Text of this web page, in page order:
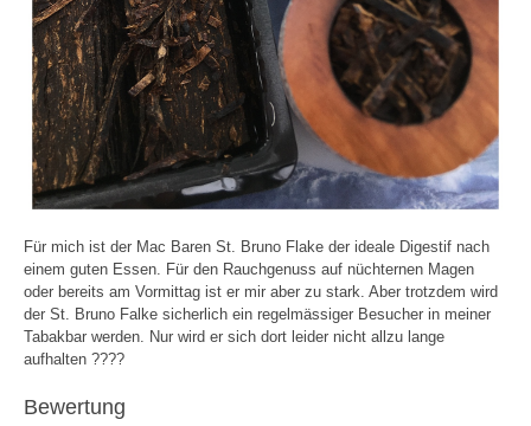
Für mich ist der Mac Baren St. Bruno Flake der ideale Digestif nach
einem guten Essen. Für den Rauchgenuss auf nüchternen Magen
oder bereits am Vormittag ist er mir aber zu stark. Aber trotzdem wird
der St. Bruno Falke sicherlich ein regelmässiger Besucher in meiner
Tabakbar werden. Nur wird er sich dort leider nicht allzu lange
aufhalten ????
Bewertung